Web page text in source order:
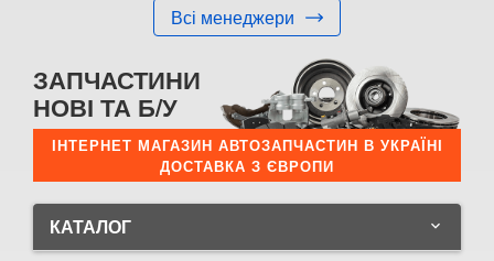
Всі менеджери
ЗАПЧАСТИНИ
НОВІ ТА Б/У
ІНТЕРНЕТ МАГАЗИН АВТОЗАПЧАСТИН В УКРАЇНІ
ДОСТАВКА З ЄВРОПИ
КАТАЛОГ keyboard_arrow_down